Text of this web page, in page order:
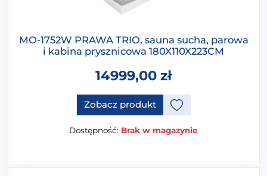
MO-1752W PRAWA TRIO, sauna sucha, parowa
i kabina prysznicowa 180X110X223CM
14999,00 zł
Zobacz produkt
Dostępność: Brak w magazynie